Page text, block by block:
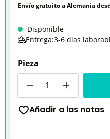
Envío gratuito a Alemania
Disponible
Entrega:3-6 días
Pieza
Añadir a las notas